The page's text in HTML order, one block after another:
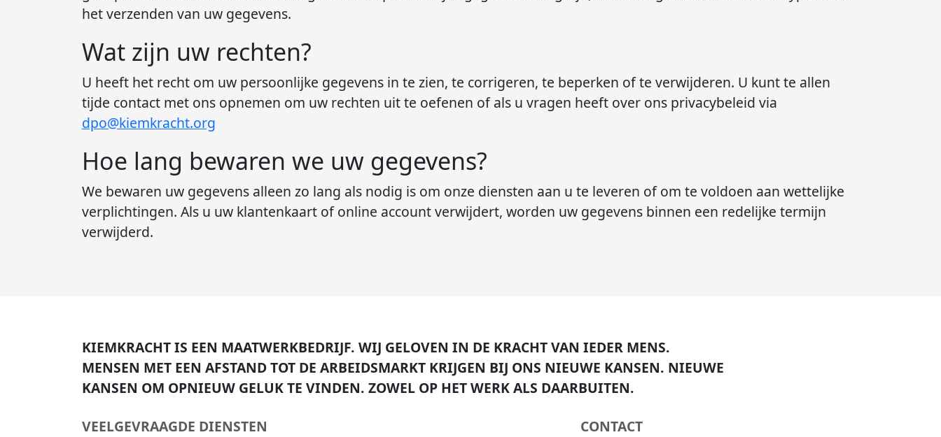
het verzenden van uw gegevens.
Wat zijn uw rechten?
U heeft het recht om uw persoonlijke gegevens in te zien, te corrigeren, te beperken of te verwijderen. U kunt te allen
tijde contact met ons opnemen om uw rechten uit te oefenen of als u vragen heeft over ons privacybeleid via
dpo@kiemkracht.org
Hoe lang bewaren we uw gegevens?
We bewaren uw gegevens alleen zo lang als nodig is om onze diensten aan u te leveren of om te voldoen aan wettelijke
verplichtingen. Als u uw klantenkaart of online account verwijdert, worden uw gegevens binnen een redelijke termijn
verwijderd.
KIEMKRACHT IS EEN MAATWERKBEDRIJF. WIJ GELOVEN IN DE KRACHT VAN IEDER MENS.
MENSEN MET EEN AFSTAND TOT DE ARBEIDSMARKT KRIJGEN BIJ ONS NIEUWE KANSEN. NIEUWE
KANSEN OM OPNIEUW GELUK TE VINDEN. ZOWEL OP HET WERK ALS DAARBUITEN.
VEELGEVRAAGDE DIENSTEN CONTACT